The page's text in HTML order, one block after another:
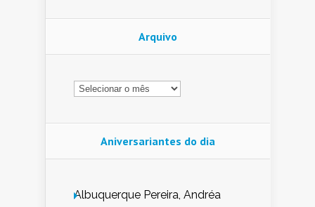
Arquivo
Arquivo
Aniversariantes do dia
Albuquerque Pereira, Andréa